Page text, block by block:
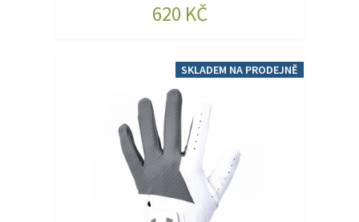
620 KČ
SKLADEM NA PRODEJNĚ